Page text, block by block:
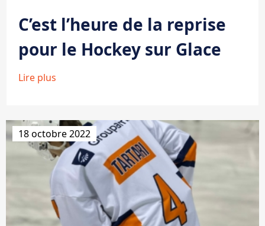
C’est l’heure de la reprise
pour le Hockey sur Glace
Lire plus
18 octobre 2022